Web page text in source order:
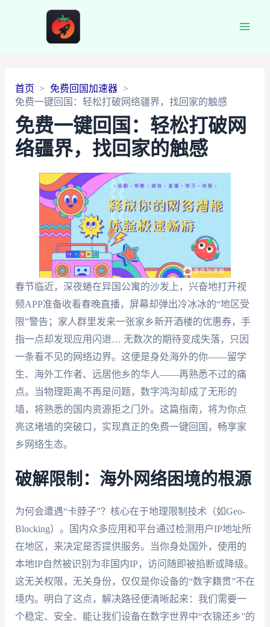
首页
免费回国加速器
免费一键回国：轻松打破网络疆界，找回家的触感
免费一键回国：轻松打破网
络疆界，找回家的触感
春节临近，深夜蜷在异国公寓的沙发上，兴奋地打开视
频APP准备收看春晚直播，屏幕却弹出冷冰冰的“地区受
限”警告；家人群里发来一张家乡新开酒楼的优惠券，手
指一点却发现应用闪退… 无数次的期待变成失落，只因
一条看不见的网络边界。这便是身处海外的你——留学
生、海外工作者、远居他乡的华人——再熟悉不过的痛
点。当物理距离不再是问题，数字鸿沟却成了无形的
墙，将熟悉的国内资源拒之门外。这篇指南，将为你点
亮这堵墙的突破口，实现真正的免费一键回国，畅享家
乡网络生态。
破解限制：海外网络困境的根源
为何会遭遇“卡脖子”？核心在于地理限制技术（如Geo-
Blocking）。国内众多应用和平台通过检测用户IP地址所
在地区，来决定是否提供服务。当你身处国外，使用的
本地IP自然被识别为非国内IP，访问随即被掐断或降级。
这无关权限，无关身份，仅仅是你设备的“数字籍贯”不在
境内。明白了这点，解决路径便清晰起来：我们需要一
个稳定、安全、能让我们设备在数字世界中“衣锦还乡”的